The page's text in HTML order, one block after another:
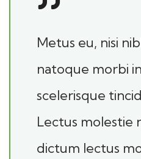
Metus eu, nisi
natoque morbi
scelerisque
Lectus molestie
dictum lectus